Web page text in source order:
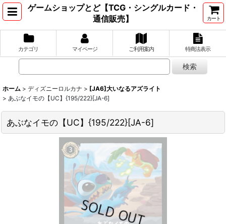
ゲームショップとど【TCG・シングルカード・
通信販売】
カート
カテゴリ マイページ ご利用案内 特商法表示
ホーム > ディズニーロルカナ > [JA6]大いなるアズライト
> あぶなイモの【UC】{195/222}[JA-6]
あぶなイモの【UC】{195/222}[JA-6]